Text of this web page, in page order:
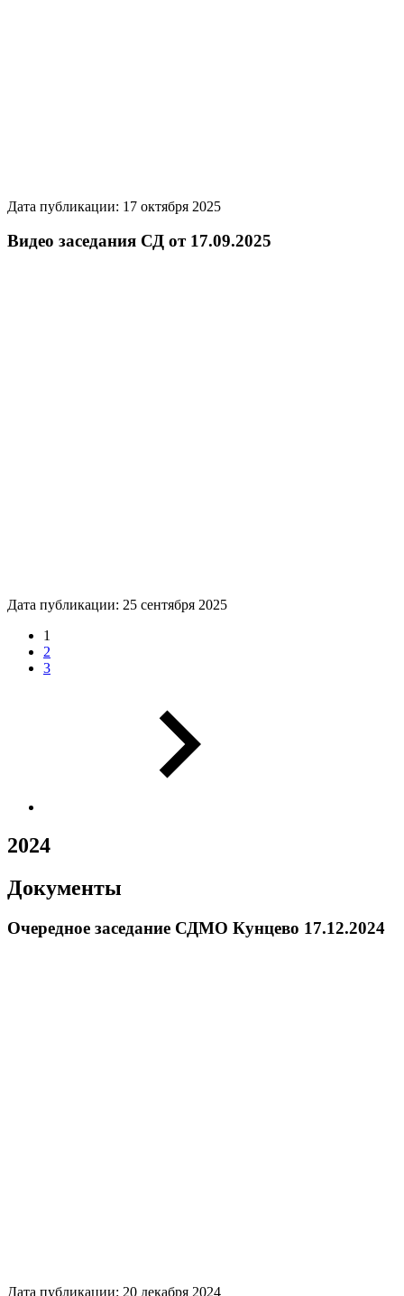
Дата публикации: 17 октября 2025
Видео заседания СД от 17.09.2025
Дата публикации: 25 сентября 2025
1
2
3
2024
Документы
Очередное заседание СДМО Кунцево 17.12.2024
Дата публикации: 20 декабря 2024